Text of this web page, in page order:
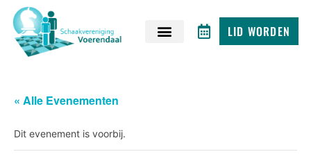
LID WORDEN
« Alle Evenementen
Dit evenement is voorbij.